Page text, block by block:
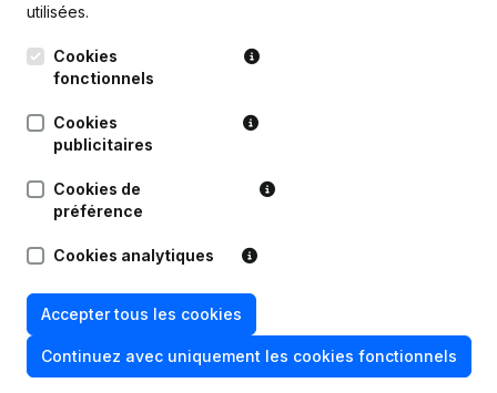
15-01-2024
utilisées.
Cookies
fonctionnels
Cookies
publicitaires
Cookies de
préférence
Cookies analytiques
Accepter tous les cookies
Continuez avec uniquement les cookies fonctionnels